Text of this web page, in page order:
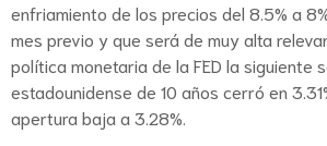
enfriamiento de los precios del 8.5% a
mes previo y que será de muy alta
política monetaria de la FED la siguiente
estadounidense de 10 años cerró en
apertura baja a 3.28%.